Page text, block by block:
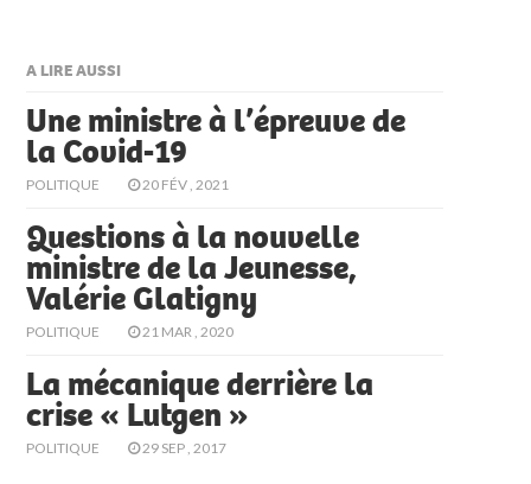
A LIRE AUSSI
Une ministre à l’épreuve de
la Covid-19
POLITIQUE 20 FÉV , 2021
Questions à la nouvelle
ministre de la Jeunesse,
Valérie Glatigny
POLITIQUE 21 MAR , 2020
La mécanique derrière la
crise « Lutgen »
POLITIQUE 29 SEP , 2017